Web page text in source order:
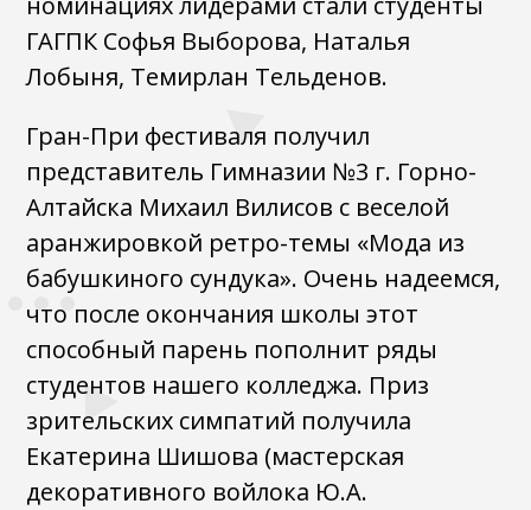
ГАГПК Софья Выборова, Наталья
Лобыня, Темирлан Тельденов.
Гран-При фестиваля получил
представитель Гимназии №3 г. Горно-
Алтайска Михаил Вилисов с веселой
аранжировкой ретро-темы «Мода из
бабушкиного сундука». Очень надеемся,
что после окончания школы этот
способный парень пополнит ряды
студентов нашего колледжа. Приз
зрительских симпатий получила
Екатерина Шишова (мастерская
декоративного войлока Ю.А.